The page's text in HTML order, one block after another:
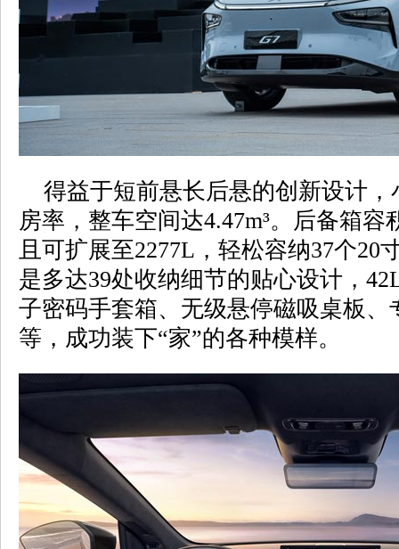
得益于短前悬长后悬的创新设计，
房率，整车空间达4.47m³。后备箱
且可扩展至2277L，轻松容纳37个20
是多达39处收纳细节的贴心设计，
子密码手套箱、无级悬停磁吸桌板、
等，成功装下“家”的各种模样。